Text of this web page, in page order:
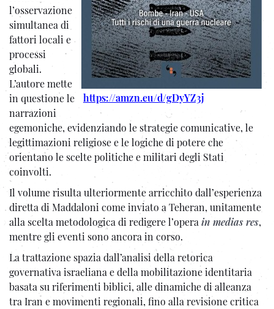
https://amzn.eu/d/gDyYZ3j
l’osservazione
simultanea di
fattori locali e
processi
globali.
L’autore mette
in questione le
narrazioni
egemoniche, evidenziando le strategie comunicative, le
legittimazioni religiose e le logiche di potere che
orientano le scelte politiche e militari degli Stati
coinvolti.
Il volume risulta ulteriormente arricchito dall’esperienza
diretta di Maddaloni come inviato a Teheran, unitamente
alla scelta metodologica di redigere l’opera in medias res,
mentre gli eventi sono ancora in corso.
La trattazione spazia dall’analisi della retorica
governativa israeliana e della mobilitazione identitaria
basata su riferimenti biblici, alle dinamiche di alleanza
tra Iran e movimenti regionali, fino alla revisione critica